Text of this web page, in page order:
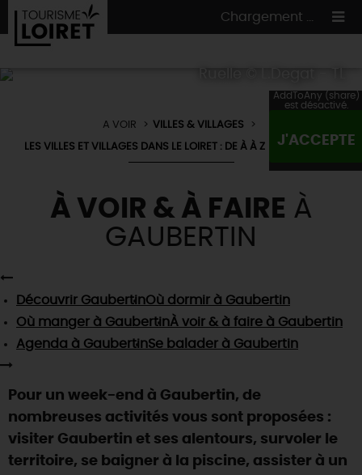
Chargement ...
ON A TESTÉPOUR VOUS
VOSENVIES
LES INCONTOURNABLES MADE IN LOIRET
HÉBERGEMENTS
HÉBERGEMENTS
CULTURE
NATURE
TOUTES LES VISITES
EN MODE CIRCUITS& BALADES
EN MODENATURE& AVENTURE
...ETAUSSI
TOUTES LES ACTIVITÉS
Nosmarchés
Artistes et Artisans d'Art
Nosspécialités du terroiretproducteurs
Vins et vignobles
Chic,une aire de pique-nique
Par ici lesguinguettes
Que rapporter du Loiret ?
A NE PASRATER
Téléchargez le Guide de l'été 2026 🤽🌞
Avis de fraicheur ici pour éviter la chaleur 🥵
(re)Découvrir les coulisses de la Faïencerie de
Expérimenter les parcours Baludik🕵️
INFOS &
RÉSERVERMAINTENANT
A VOIR VILLES & VILLAGES
LES VILLES ET VILLAGES DANS LE LOIRET : DE À À Z GAUBERTIN
À VOIR & À FAIRE À
GAUBERTIN
Découvrir GaubertinOù dormir à Gaubertin
Où manger à GaubertinÀ voir & à faire à Gaubertin
Agenda à GaubertinSe balader à Gaubertin
Pour un week-end à Gaubertin, de
nombreuses activités vous sont proposées :
visiter Gaubertin et ses alentours, survoler le
territoire, se baigner à la piscine, assister à un
AddToAny (share)
est désactivé.
J'ACCEPTE